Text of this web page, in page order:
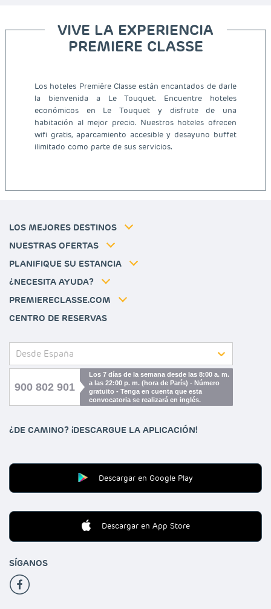
VIVE LA EXPERIENCIA
PREMIERE CLASSE
Los hoteles Première Classe están encantados de darle
la bienvenida a Le Touquet. Encuentre hoteles
económicos en Le Touquet y disfrute de una
habitación al mejor precio. Nuestros hoteles ofrecen
wifi gratis, aparcamiento accesible y desayuno buffet
ilimitado como parte de sus servicios.
LOS MEJORES DESTINOS
Hoteles baratos París
Hoteles baratos Francia
Hoteles baratos Marsella
Hoteles baratos Toulouse
NUESTRAS OFERTAS
Tarifa del miembro
PLANIFIQUE SU ESTANCIA
Mi reserva
Politique animaux de compagnie
¿NECESITA AYUDA?
PREMIERECLASSE.COM
Avisos legales
Tax policy
Empleo
Jin Jiang International
CENTRO DE RESERVAS
Desde España
900 802 901
Los 7 días de la semana desde las 8:00 a. m.
a las 22:00 p. m. (hora de París) - Número
gratuito - Tenga en cuenta que esta
convocatoria se realizará en inglés.
¿DE CAMINO? ¡DESCARGUE LA APLICACIÓN!
Descargar en Google Play
Descargar en App Store
SÍGANOS